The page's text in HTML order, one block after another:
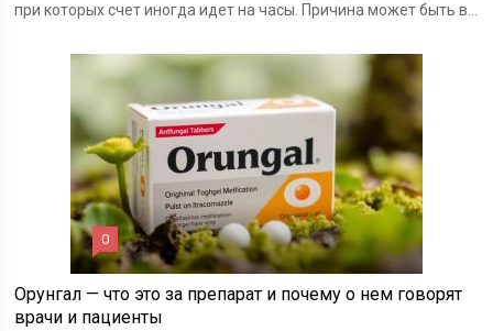
при которых счет иногда идет на часы. Причина может быть в...
0
Орунгал — что это за препарат и почему о нем говорят
врачи и пациенты